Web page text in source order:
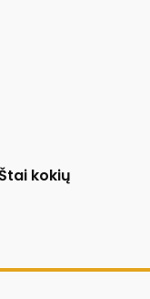
kokių